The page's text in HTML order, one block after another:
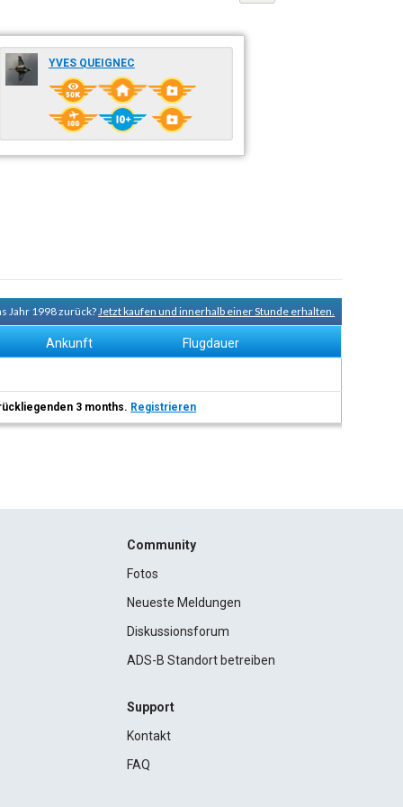
YVES QUEIGNEC
Jahr 1998 zurück?Jetzt kaufen und innerhalb einer Stunde erhalten.
Ankunft Flugdauer
3 months. Registrieren
Community
Fotos
Neueste Meldungen
Diskussionsforum
ADS-B Standort betreiben
Support
Kontakt
FAQ